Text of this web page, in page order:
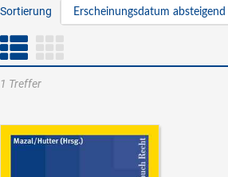
Sortierung Erscheinungsdatum absteigend
1 Treffer